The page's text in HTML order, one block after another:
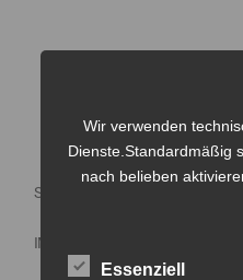
START
IMPRESSUM
Wir verwenden
Dienste.Standardmäßig
nach belieben
Essenziell